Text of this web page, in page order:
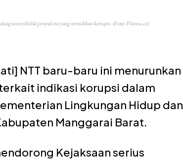
menyelidiki proyek ini yang terindikasi korupsi. (Foto: Floresa.co)
NTT baru-baru ini menurunkan
indikasi korupsi dalam
Lingkungan Hidup dan
Manggarai Barat.
Kejaksaan serius